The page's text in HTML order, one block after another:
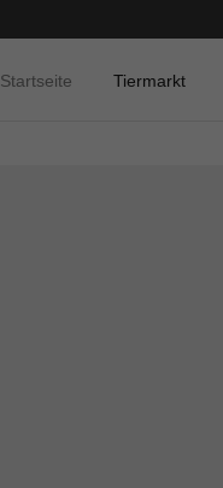
Startseite Tiermarkt